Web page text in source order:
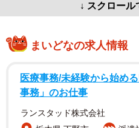
↓ スクロール
まいどなの求人情報
医療事務/未経験から始め
事務」のお仕事
ランスタッド株式会社